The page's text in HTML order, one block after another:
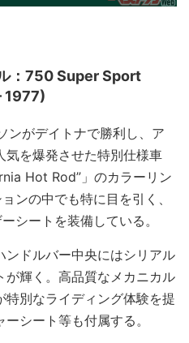
：750 Super Sport
1977)
がデイトナで勝利し、ア
気を爆発させた特別仕様車
Hot Rod”」のカラーリン
ンの中でも特に目を引く、
シートを装備している。
ドルバー中央にはシリアル
輝く。高品質なメカニカル
別なライディング体験を提
シート等も付属する。